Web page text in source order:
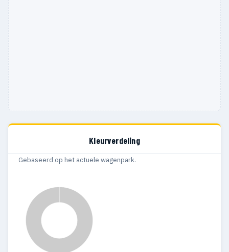
Kleurverdeling
Gebaseerd op het actuele wagenpark.